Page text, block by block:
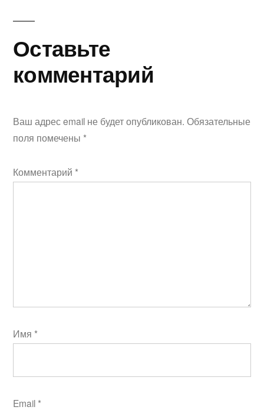
Оставьте
комментарий
Ваш адрес email не будет опубликован. Обязательные
поля помечены *
Комментарий *
Имя *
Email *